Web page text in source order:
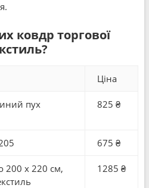
ковдр торгової
Ціна
пух
825 ₴
675 ₴
200 x 220 см,
1285 ₴